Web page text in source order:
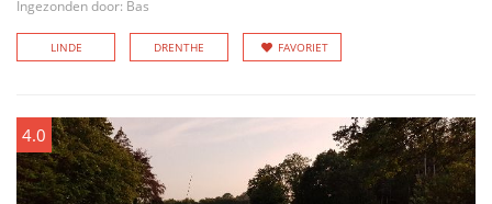
Ingezonden door: Bas
LINDE DRENTHE FAVORIET
4.0